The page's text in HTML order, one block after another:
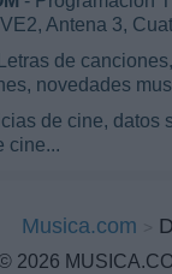
Antena 3,
de
novedades
de cine, datos
cine...
Musica.com
2026